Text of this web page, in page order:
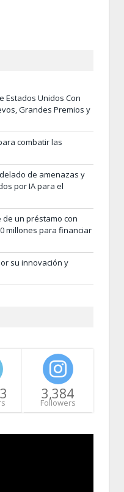
Estados Unidos Con
Grandes Premios y
combatir las
de amenazas y
por IA para el
un préstamo con
millones para financiar
su innovación y
3,384
Followers